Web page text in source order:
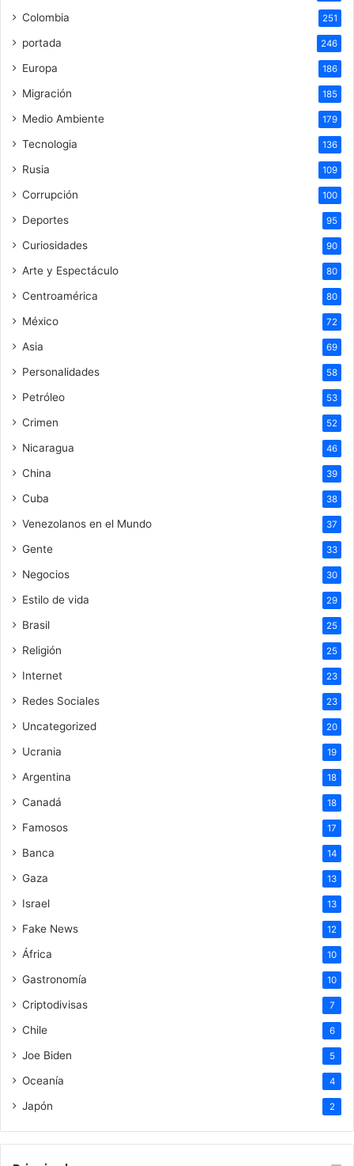
Colombia 251
portada 246
Europa 186
Migración 185
Medio Ambiente 179
Tecnologia 136
Rusia 109
Corrupción 100
Deportes 95
Curiosidades 90
Arte y Espectáculo 80
Centroamérica 80
México 72
Asia 69
Personalidades 58
Petróleo 53
Crimen 52
Nicaragua 46
China 39
Cuba 38
Venezolanos en el Mundo 37
Gente 33
Negocios 30
Estilo de vida 29
Brasil 25
Religión 25
Internet 23
Redes Sociales 23
Uncategorized 20
Ucrania 19
Argentina 18
Canadá 18
Famosos 17
Banca 14
Gaza 13
Israel 13
Fake News 12
África 10
Gastronomía 10
Criptodivisas 7
Chile 6
Joe Biden 5
Oceanía 4
Japón 2